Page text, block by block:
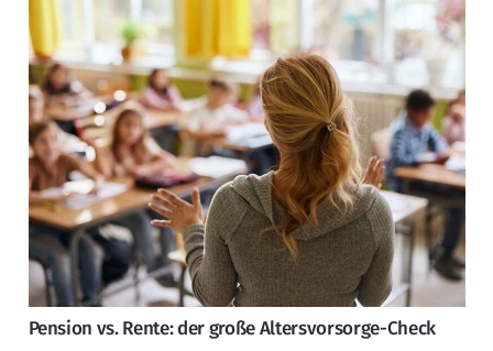
Pension vs. Rente: der große Altersvorsorge-Check